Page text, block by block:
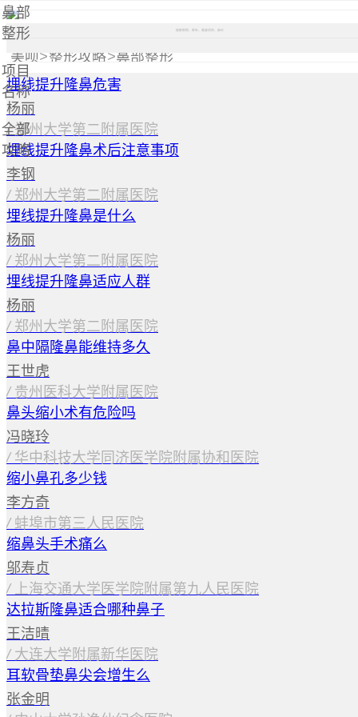
搜索医院、医生、美容项目、部位
美呗>整形攻略>鼻部整形
鼻部
整形
项目
名称
全部
攻略
埋线提升隆鼻危害
杨丽
/ 郑州大学第二附属医院
埋线提升隆鼻术后注意事项
李钢
/ 郑州大学第二附属医院
埋线提升隆鼻是什么
杨丽
/ 郑州大学第二附属医院
埋线提升隆鼻适应人群
杨丽
/ 郑州大学第二附属医院
鼻中隔隆鼻能维持多久
王世虎
/ 贵州医科大学附属医院
鼻头缩小术有危险吗
冯晓玲
/ 华中科技大学同济医学院附属协和医院
缩小鼻孔多少钱
李方奇
/ 蚌埠市第三人民医院
缩鼻头手术痛么
邬寿贞
/
上海交通大学医学院附属第九人民医院
达拉斯隆鼻适合哪种鼻子
王洁晴
/ 大连大学附属新华医院
耳软骨垫鼻尖会增生么
张金明